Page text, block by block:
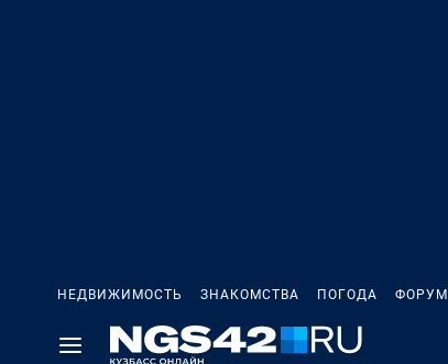
НЕДВИЖИМОСТЬ ЗНАКОМСТВА ПОГОДА ФОРУМ